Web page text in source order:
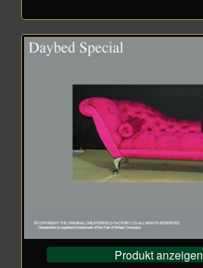
Produkt anzeigen